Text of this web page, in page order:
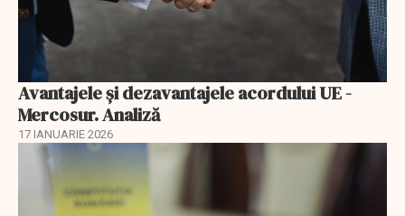
Avantajele şi dezavantajele acordului UE -
Mercosur. Analiză
17 IANUARIE 2026